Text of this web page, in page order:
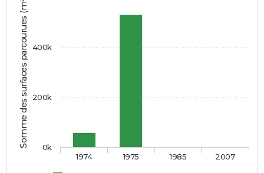
Somme des surfaces parcourues (m²)
1974 1975 1985 2007
0k
200k
400k